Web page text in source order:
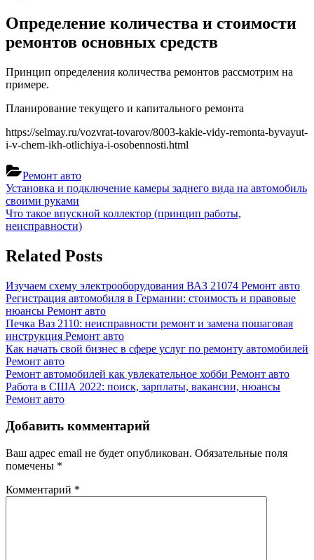
Определение количества и стоимости
ремонтов основных средств
Принцип определения количества ремонтов рассмотрим на
примере.
Планирование текущего и капитального ремонта
https://selmay.ru/vozvrat-tovarov/8003-kakie-vidy-remonta-byvayut-
i-v-chem-ikh-otlichiya-i-osobennosti.html
Ремонт авто
Навигация
по
записям
Previous
Post:
Установка и подключение камеры заднего вида на автомобиль
своими руками
Next
Post:
Что такое впускной коллектор (принцип работы,
неисправности)
Related Posts
Изучаем схему электрооборудования ВАЗ 21074 Ремонт авто
Регистрация автомобиля в Германии: стоимость и правовые
нюансы Ремонт авто
Печка Ваз 2110: неисправности ремонт и замена пошаговая
инструкция Ремонт авто
Как начать свой бизнес в сфере услуг по ремонту автомобилей
Ремонт авто
Ремонт автомобилей как увлекательное хобби Ремонт авто
Работа в США 2022: поиск, зарплаты, вакансии, нюансы
Ремонт авто
Добавить комментарий
Ваш адрес email не будет опубликован. Обязательные поля
помечены *
Комментарий *